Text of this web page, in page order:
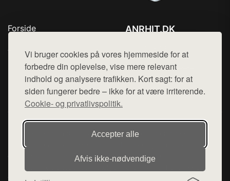
Vi bruger cookies på vores hjemmeside for at
forbedre din oplevelse, vise mere relevant
indhold og analysere trafikken. Kort sagt: for at
siden fungerer bedre – ikke for at være irriterende.
Cookie- og privatlivspolitik.
Accepter alle
Afvis ikke‑nødvendige
Forside
Top Rabatter
Blog
Kontakt
ANRHIT.DK
Mail: hej@want.dk
Cookie- og privatlivspolitik
Denne side er en del af want.dk, der udgiver en række
hjemmesider med præsentation af forskellige produkter fra
diverse webshops. Der sælges ikke varer fra denne side - vi
henviser til de shops, som sælger varen. Vi har heller ikke
varerne på lager.